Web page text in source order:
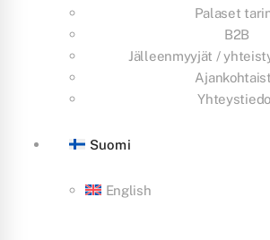
Palaset
B2B
Jälleenmyyjät /
Suomi
English